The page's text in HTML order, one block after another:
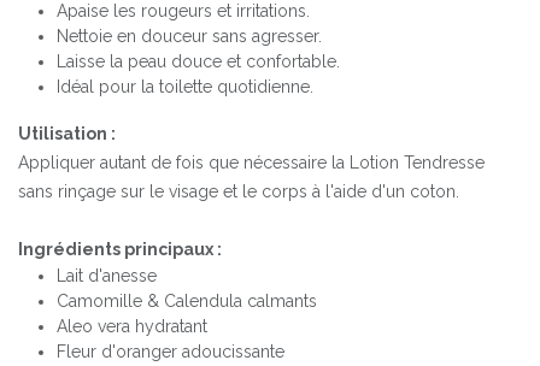
Apaise les rougeurs et irritations.
Nettoie en douceur sans agresser.
Laisse la peau douce et confortable.
Idéal pour la toilette quotidienne.
Utilisation :
Appliquer autant de fois que nécessaire la Lotion Tendresse
sans rinçage sur le visage et le corps à l'aide d'un coton.
Ingrédients principaux :
Lait d'anesse
Camomille & Calendula calmants
Aleo vera hydratant
Fleur d'oranger adoucissante